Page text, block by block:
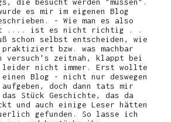
es mir im eigenen Blog
- Wie man es also
.... ist es nicht richtig . .
schon selbst entscheiden, wie
praktiziert bzw. was machbar
zeitnah, klappt bei
leider nicht immer. Erst wollte
Blog - nicht nur deswegen
doch dann tats mir
Stück Geschichte, das da
und auch einige Leser hätten
gefunden. So lasse ich